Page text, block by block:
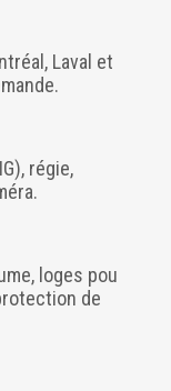
Laval et
régie,
loges pour
de